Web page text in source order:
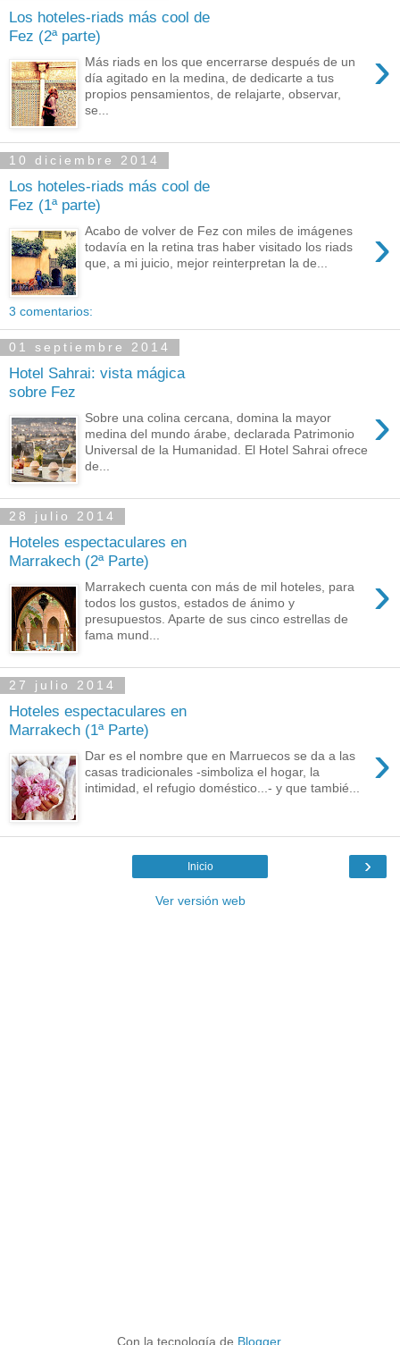
Los hoteles-riads más cool de
Fez (2ª parte)
›
Más riads en los que encerrarse después de un
día agitado en la medina, de dedicarte a tus
propios pensamientos, de relajarte, observar,
se...
10 diciembre 2014
Los hoteles-riads más cool de
Fez (1ª parte)
›
Acabo de volver de Fez con miles de imágenes
todavía en la retina tras haber visitado los riads
que, a mi juicio, mejor reinterpretan la de...
3 comentarios:
01 septiembre 2014
Hotel Sahrai: vista mágica
sobre Fez
›
Sobre una colina cercana, domina la mayor
medina del mundo árabe, declarada Patrimonio
Universal de la Humanidad. El Hotel Sahrai ofrece
de...
28 julio 2014
Hoteles espectaculares en
Marrakech (2ª Parte)
›
Marrakech cuenta con más de mil hoteles, para
todos los gustos, estados de ánimo y
presupuestos. Aparte de sus cinco estrellas de
fama mund...
27 julio 2014
Hoteles espectaculares en
Marrakech (1ª Parte)
›
Dar es el nombre que en Marruecos se da a las
casas tradicionales -simboliza el hogar, la
intimidad, el refugio doméstico...- y que tambié...
›
Inicio
Ver versión web
Con la tecnología de Blogger.